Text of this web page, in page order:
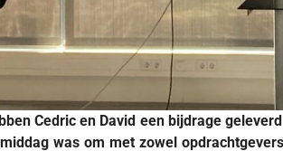
Cedric en David een bijdrage
was om met zowel